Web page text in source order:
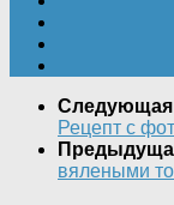
Следующая
Рецепт с
вялеными